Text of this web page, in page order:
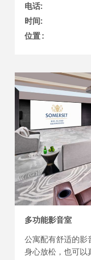
电话:
时间:
位置 :
多功能影音室
公寓配有舒适的影
身心放松，也可以